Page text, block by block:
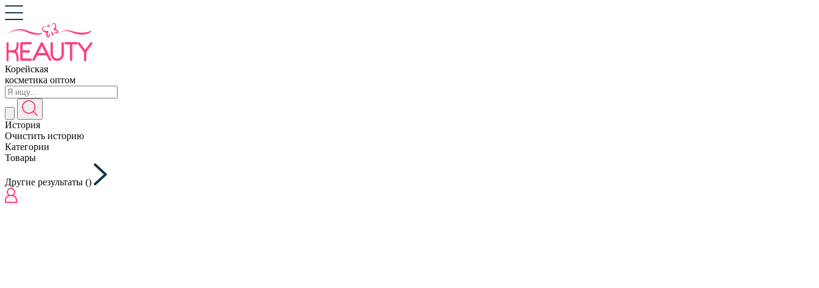
Корейская
косметика оптом
История
Очистить историю
Категории
Товары
Другие результаты ()